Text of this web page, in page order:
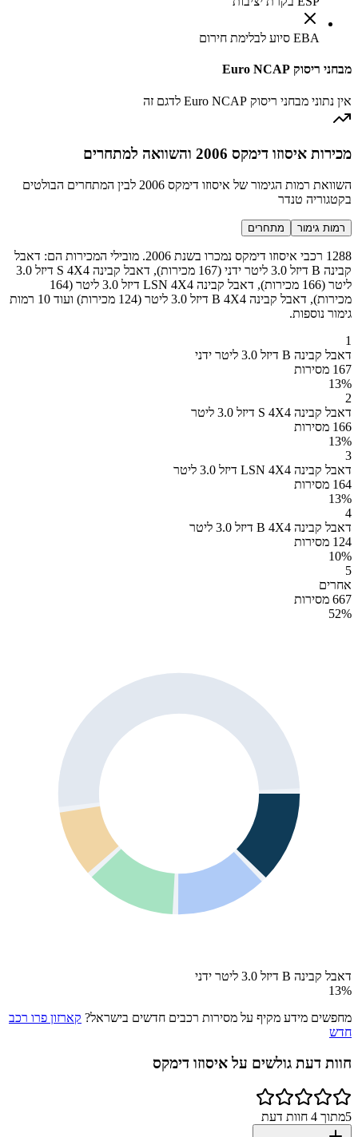
EBA סיוע לבלימת חירום
מבחני ריסוק Euro NCAP
אין נתוני מבחני ריסוק Euro NCAP לדגם זה
מכירות איסוזו דימקס 2006 והשוואה למתחרים
השוואת רמות הגימור של איסוזו דימקס 2006 לבין המתחרים הבולטים
בקטגוריה טנדר
רמות גימור מתחרים
1288 רכבי איסוזו דימקס נמכרו בשנת 2006. מובילי המכירות הם: דאבל
קבינה B דיזל 3.0 ליטר ידני (167 מכירות), דאבל קבינה S 4X4 דיזל 3.0
ליטר (166 מכירות), דאבל קבינה LSN 4X4 דיזל 3.0 ליטר (164
מכירות), דאבל קבינה B 4X4 דיזל 3.0 ליטר (124 מכירות) ועוד 10 רמות
גימור נוספות.
1
דאבל קבינה B דיזל 3.0 ליטר ידני
167 מסירות
13%
2
דאבל קבינה S 4X4 דיזל 3.0 ליטר
166 מסירות
13%
3
דאבל קבינה LSN 4X4 דיזל 3.0 ליטר
164 מסירות
13%
4
דאבל קבינה B 4X4 דיזל 3.0 ליטר
124 מסירות
10%
5
אחרים
667 מסירות
52%
דאבל קבינה B דיזל 3.0 ליטר ידני
13%
מחפשים מידע מקיף על מסירות רכבים חדשים בישראל? קארזון פרו רכב
חדש
חוות דעת גולשים על איסוזו דימקס
5מתוך 4 חוות דעת